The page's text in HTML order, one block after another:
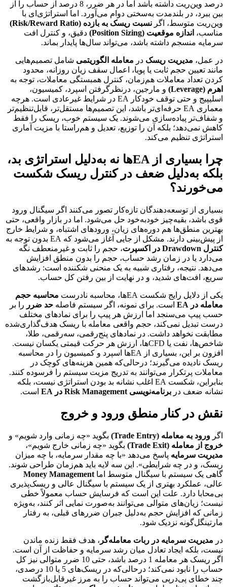
درصد وین‌ریت داشته باشد اما در هر ضرر، 8 درصد از حساب را از
بین ببرد، در بلندمدت به‌سختی دوام می‌آورد. اما استراتژی‌ای با
وین‌ریت متوسط، اگر نسبت ریسک به بازده (Risk/Reward Ratio)
مناسب، اندازه موقعیت (Position Sizing)
دقیق، و کنترل افت
سرمایه منسجم داشته باشد، می‌تواند سال‌ها پایدار بماند.
در عمل، مدیریت ریسک در معامله الگوریتمی شامل تصمیم‌هایی
مانند تعیین حجم ثابت یا پویا، اعمال سقف زیان روزانه، محدود
کردن تعداد معاملات هم‌زمان، کنترل همبستگی معاملات، توجه به
اهرم (Leverage)
و مارجین، درنظرگرفتن اسپرد، کمیسیون،
اسلیپیج و حتی توقف خودکار EA در شرایط غیرعادی است. هرچه
معماری EA حرفه‌ای‌تر باشد، این تصمیم‌ها مستقل‌تر، قابل‌تنظیم‌تر
و شفاف‌تر پیاده‌سازی می‌شوند. یک سیستم خوب، ریسک را فقط
کاهش نمی‌دهد؛ بلکه آن را توزیع، تعدیل و هم‌راستا با مزیت آماری
استراتژی تنظیم می‌کند.
چرا بسیاری از EAها نه به‌دلیل استراتژی بد،
بلکه به‌دلیل ضعف در کنترل ریسک شکست
می‌خورند؟
بسیاری از توسعه‌دهندگان تازه‌کار تصور می‌کنند اگر سیگنال ورود
قوی باشد، بقیه‌چیز خودبه‌خود حل می‌شود. اما در بازار واقعی، حتی
بهترین منطق‌ها هم دوره‌های زیان، ورودهای اشتباه، و شرایط خارج
از پیش‌بینی دارند. مشکل از جایی آغاز می‌شود که EA بدون توجه به
کنترل Drawdown در اکسپرت
، حجم را ثابت و غیرمنعطف نگه
می‌دارد یا در زمان رشد حساب، حجم را بدون منطق افزایش
می‌دهد. نتیجه، رفتاری شبیه به یک منحنی شکننده است: رشدهای
سریع، افت‌های شدید، و در نهایت از بین رفتن کل حساب.
یکی از دلایل رایج شکست EAها، محاسبه نادرست
محاسبه حجم
معامله در EA
است. برای نمونه، اگر سیستم فاصله حد ضرر را بر
حسب پیپ می‌سنجد اما ارزش هر پیپ را برای نمادهای مختلف
درست تبدیل نمی‌کند، حجم واقعی معامله با ریسک هدف‌گذاری‌شده
مطابقت نخواهد داشت. در نمادهای پنج‌رقمی، سه‌رقمی، طلا،
شاخص‌ها، نفت یا CFDها، ارزش هر حرکت قیمتی یکسان نیست.
افزون بر این، بسیاری از EAها اسپرد و کمیسیون را در محاسبه
ریسک نادیده می‌گیرند؛ درحالی‌که همین هزینه‌های کوچک در
معاملات پرتکرار می‌توانند به تدریج مزیت سیستم را فرسوده کنند.
بنابراین، شکست EA اغلب نشانه بد بودن استراتژی نیست، بلکه
نشانه ضعف در برنامه‌نویسی Risk Management در EA است.
نقش در کنار منطق ورود و خروج
اگر ورود به معامله (Trade Entry)
بگوید «چه زمانی وارد شویم» و
خروج از معامله (Trade Exit)
بگوید «چه زمانی خارج شویم»،
مدیریت سرمایه پاسخ می‌دهد «با چه مقدار سرمایه، با چه میزان
ریسک، و در چه شرایطی». این سه لایه باید هم‌زمان طراحی شوند.
گاهی یک سیستم با سیگنال متوسط اما Money Management
عالی، عملکرد بهتری از یک سیستم با سیگنال عالی و ریسک‌پذیری
بی‌محابا دارد. علت این است که فرسایش حساب معمولاً خطی
نیست؛ زیان‌های متوالی می‌توانند به‌صورت نمایی اثر کنند، به‌ویژه
زمانی که افزایش حجم به‌دلیل جبران ضررهای قبلی، به رفتار
مارتینگل‌گونه نزدیک شود.
در مدیریت سرمایه در ربات معامله‌گر ، هدف فقط زنده ماندن
نیست، بلکه ایجاد تعادل میان رشد سرمایه و حفاظت از آن است.
اگر ریسک هر معامله 1 درصد باشد، حتی 10 ضرر متوالی نیز کل
حساب را نابود نمی‌کند؛ درحالی‌که در ریسک‌های 5 یا 10 درصدی،
چند خطای پی‌درپی می‌تواند حساب را به مرز غیرقابل‌بازگشت